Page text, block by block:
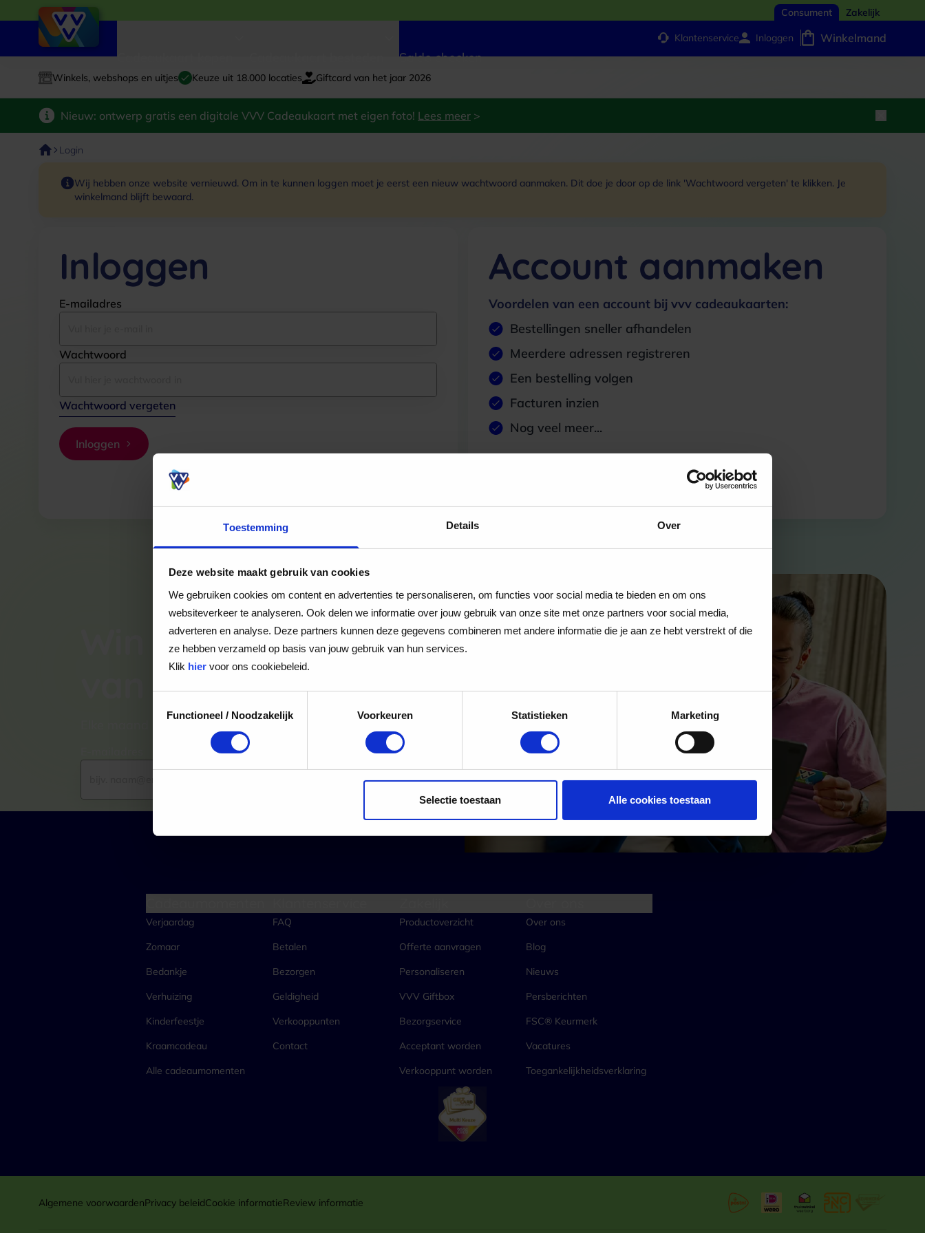
Toestemming Details Over
Deze website maakt gebruik van cookies
We gebruiken cookies om content en advertenties te personaliseren, om functies voor social media te bieden en om ons
websiteverkeer te analyseren. Ook delen we informatie over jouw gebruik van onze site met onze partners voor social media,
adverteren en analyse. Deze partners kunnen deze gegevens combineren met andere informatie die je aan ze hebt verstrekt of die
ze hebben verzameld op basis van jouw gebruik van hun services.
Klik hiervoor ons cookiebeleid.
Functioneel / Noodzakelijk
Voorkeuren Statistieken Marketing
Selectie toestaan Alle cookies toestaan
Consument Zakelijk
Saldo checken
Klantenservice Inloggen Winkelmand
Winkels, webshops en uitjes Keuze uit 18.000 locaties Giftcard van het jaar 2026
Nieuw: ontwerp gratis een digitale VVV Cadeaukaart met eigen foto! Lees meer >
Login
Wij hebben onze website vernieuwd. Om in te kunnen loggen moet je eerst een nieuw wachtwoord aanmaken. Dit doe je door op de link 'Wachtwoord vergeten' te klikken. Je
winkelmand blijft bewaard.
Inloggen
E-mailadres
Wachtwoord
Wachtwoord vergeten
Inloggen
Account aanmaken
Voordelen van een account bij vvv cadeaukaarten:
Bestellingen sneller afhandelen
Meerdere adressen registreren
Een bestelling volgen
Facturen inzien
Nog veel meer...
Win een VVV Cadeaukaart
van €100,-
Elke maand kiezen wij een winnaar uit alle nieuwe aanmeldingen voor de nieuwsbrief
Aanmelden
Verjaardag
Zomaar
Bedankje
Verhuizing
Kinderfeestje
Kraamcadeau
Alle cadeaumomenten
FAQ
Betalen
Bezorgen
Geldigheid
Verkooppunten
Contact
Productoverzicht
Offerte aanvragen
Personaliseren
VVV Giftbox
Bezorgservice
Acceptant worden
Verkooppunt worden
Over ons
Blog
Nieuws
Persberichten
FSC® Keurmerk
Vacatures
Toegankelijkheidsverklaring
Algemene voorwaardenPrivacy beleidCookie informatieReview informatie